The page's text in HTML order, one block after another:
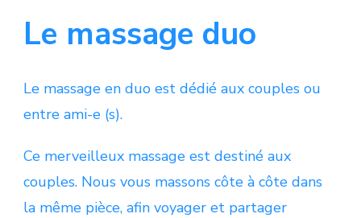
Le massage duo
Le massage en duo est dédié aux couples ou
entre ami-e (s).
Ce merveilleux massage est destiné aux
couples. Nous vous massons côte à côte dans
la même pièce, afin voyager et partager